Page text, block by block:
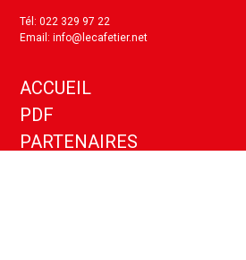
Tél: 022 329 97 22
Email: info@lecafetier.net
ACCUEIL
PDF
PARTENAIRES